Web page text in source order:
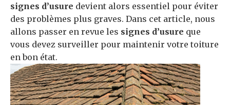
signes d’usure devient alors essentiel pour éviter
des problèmes plus graves. Dans cet article, nous
allons passer en revue les signes d’usure que
vous devez surveiller pour maintenir votre toiture
en bon état.